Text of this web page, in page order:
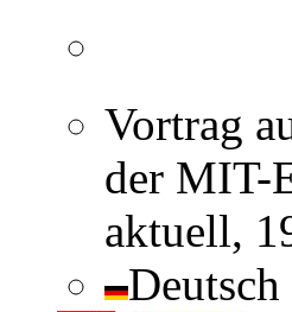
Vortrag
der MIT-
aktuell,
Deutsch